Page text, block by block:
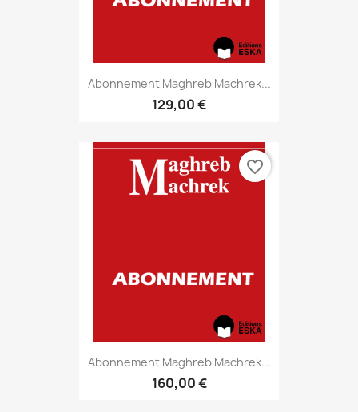
Abonnement Maghreb Machrek...
129,00 €
Abonnement Maghreb Machrek...
160,00 €
favorite_border